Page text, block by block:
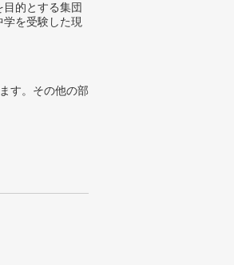
目的とする集団
を受験した現
す。その他の部